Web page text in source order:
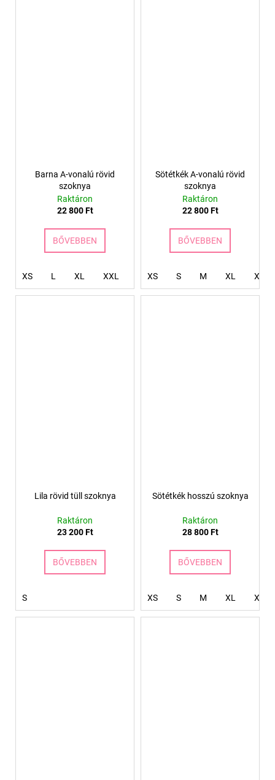
Barna A-vonalú rövid
szoknya
Raktáron
22 800 Ft
BŐVEBBEN
XS L XL XXL XXXL 4XL
Sötétkék A-vonalú rövid
szoknya
Raktáron
22 800 Ft
BŐVEBBEN
XS S M XL XXL
Lila rövid tüll szoknya
Raktáron
23 200 Ft
BŐVEBBEN
S
Sötétkék hosszú szoknya
Raktáron
28 800 Ft
BŐVEBBEN
XS S M XL XXL